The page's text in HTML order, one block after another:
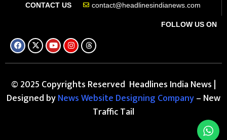
CONTACT US contact@headlinesindianews.com
FOLLOW US ON
© 2025 Copyrights Reserved Headlines India News |
Designed byNews Website Designing Company– New
Traffic Tail